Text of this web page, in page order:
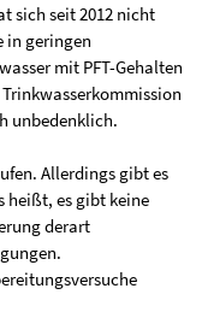
sich seit 2012 nicht
in geringen
mit PFT-Gehalten
unbedenklich.
Allerdings gibt es
heißt, es gibt keine
derart